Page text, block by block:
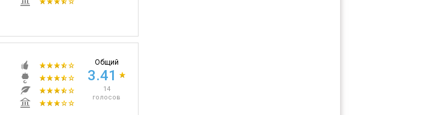
Общий
3.41
14
голосов